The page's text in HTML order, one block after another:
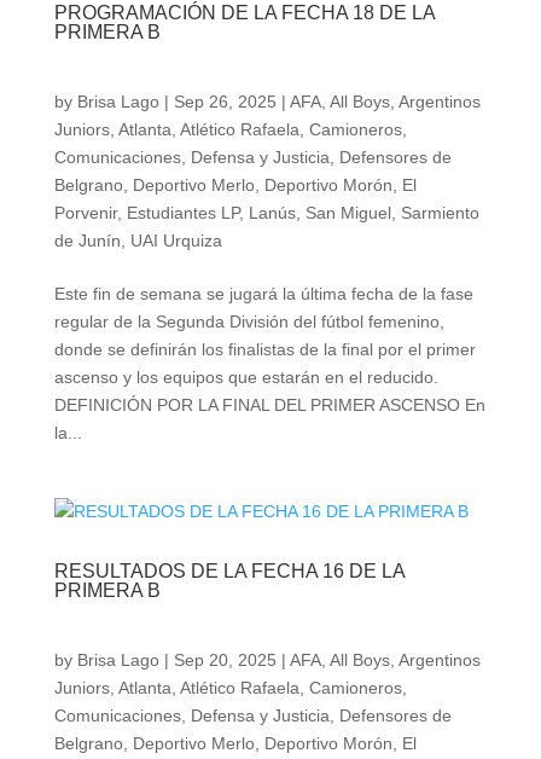
PROGRAMACIÓN DE LA FECHA 18 DE LA
PRIMERA B
by Brisa Lago| Sep 26, 2025 | AFA, All Boys, Argentinos
Juniors, Atlanta Atlético Rafaela Camioneros,
Comunicaciones, Defensa y Justicia
Defensores de
Belgrano, Deportivo Merlo, Deportivo Morón
El
Porvenir, Estudiantes LP, Lanús, San Miguel, Sarmiento
de Junín
UAI Urquiza
Este fin de semana se jugará la última fecha de la fase
regular de la Segunda División del fútbol femenino,
donde se definirán los finalistas de la final por el primer
ascenso y los equipos que estarán en el reducido.
DEFINICIÓN POR LA FINAL DEL PRIMER ASCENSO En
la...
RESULTADOS DE LA FECHA 16 DE LA
PRIMERA B
by Brisa Lago| Sep 20, 2025 | AFA, All Boys, Argentinos
Juniors, Atlanta Atlético Rafaela Camioneros,
Comunicaciones, Defensa y Justicia
Defensores de
Belgrano, Deportivo Merlo, Deportivo Morón El